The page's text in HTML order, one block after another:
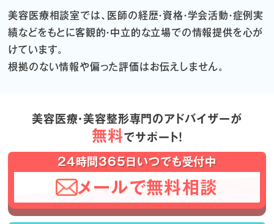
美容医療相談室では、医師の経歴・資格・学会活動・症例実
績などをもとに客観的・中立的な立場での情報提供を心が
けています。
根拠のない情報や偏った評価はお伝えしません。
美容医療・美容整形専門のアドバイザーが
無料でサポート！
24時間365日いつでも受付中
メールで無料相談